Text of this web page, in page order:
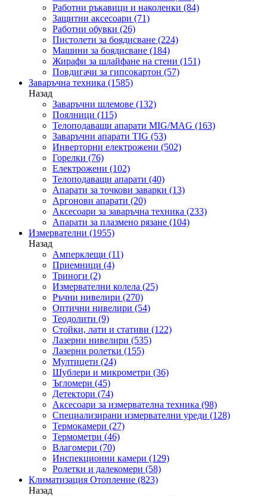
Работни ръкавици и наколенки (84)
Защитни аксесоари (71)
Работни обувки (26)
Пистолети за боядисване (224)
Машини за боядисване (184)
Жирафи за шлайфане на стени (151)
Повдигачи за гипсокартон (57)
Заваръчна техника (1585)
Назад
Заваръчни шлемове (132)
Поялници (115)
Телоподаващи апарати MIG/MAG (163)
Заваръчни апарати TIG (53)
Инверторни електрожени (502)
Горелки (76)
Електрожени (102)
Телоподаващи апарати (40)
Апарати за точкови заварки (13)
Аргонови апарати (20)
Аксесоари за заваръчна техника (233)
Апарати за плазмено рязане (104)
Измервателни (1955)
Назад
Амперклещи (11)
Приемници (4)
Триноги (2)
Измервателни колела (25)
Ръчни нивелири (270)
Оптични нивелири (54)
Теодолити (9)
Стойки, лати и стативи (122)
Лазерни нивелири (535)
Лазерни ролетки (155)
Мултицети (24)
Шублери и микрометри (36)
Ъгломери (45)
Детектори (74)
Аксесоари за измервателна техника (98)
Специализирани измервателни уреди (128)
Термокамери (27)
Термометри (46)
Влагомери (70)
Инспекционни камери (129)
Ролетки и далекомери (58)
Климатизация Отопление (823)
Назад